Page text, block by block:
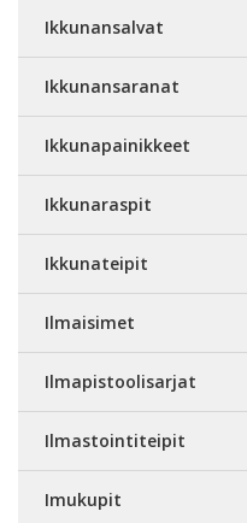
Ikkunansalvat
Ikkunansaranat
Ikkunapainikkeet
Ikkunaraspit
Ikkunateipit
Ilmaisimet
Ilmapistoolisarjat
Ilmastointiteipit
Imukupit